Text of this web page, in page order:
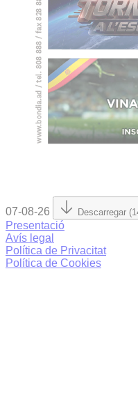
07-08-26 Descarregar
Presentació
Avís legal
Política de Privacitat
Política de Cookies